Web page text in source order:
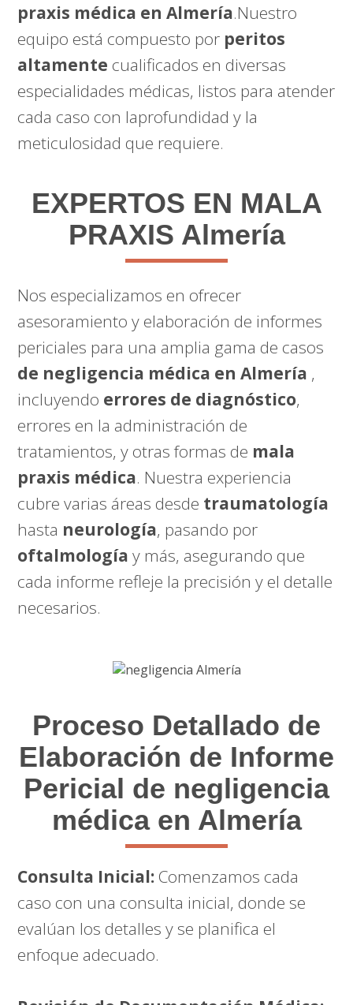
praxis médica en Almería.Nuestro
equipo está compuesto por peritos
altamente cualificados en diversas
especialidades médicas, listos para atender
cada caso con laprofundidad y la
meticulosidad que requiere.
EXPERTOS EN MALA
PRAXIS Almería
Nos especializamos en ofrecer
asesoramiento y elaboración de informes
periciales para una amplia gama de casos
de negligencia médica en Almería ,
incluyendo errores de diagnóstico,
errores en la administración de
tratamientos, y otras formas de mala
praxis médica. Nuestra experiencia
cubre varias áreas desde traumatología
hasta neurología, pasando por
oftalmología y más, asegurando que
cada informe refleje la precisión y el detalle
necesarios.
Proceso Detallado de
Elaboración de Informe
Pericial de negligencia
médica en Almería
Consulta Inicial: Comenzamos cada
caso con una consulta inicial, donde se
evalúan los detalles y se planifica el
enfoque adecuado.